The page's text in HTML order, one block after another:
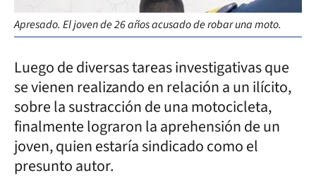
Apresado. El joven de 26 años acusado de robar una moto.
Luego de diversas tareas investigativas que
se vienen realizando en relación a un ilícito,
sobre la sustracción de una motocicleta,
finalmente lograron la aprehensión de un
joven, quien estaría sindicado como el
presunto autor.